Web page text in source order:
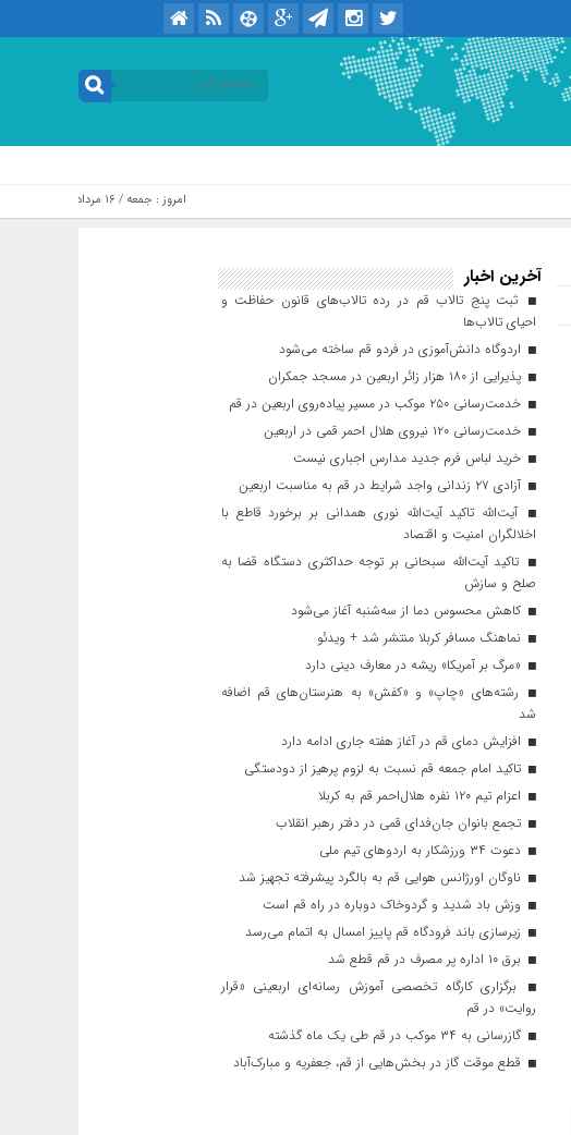
امروز : جمعه / ۱۶ مرداد / ۱۴۰۵ .::. برابر با : Friday, 7 August , 2026
آخرین اخبار
ثبت پنج تالاب قم در رده تالاب‌های قانون حفاظت و
احیای تالاب‌ها
اردوگاه دانش‌آموزی در فردو قم ساخته می‌شود
پذیرایی از ۱۸۰ هزار زائر اربعین در مسجد جمکران
خدمت‌رسانی ۲۵۰ موکب در مسیر پیاده‌روی اربعین در قم
خدمت‌رسانی ۱۲۰ نیروی هلال احمر قمی در اربعین
خرید لباس فرم جدید مدارس اجباری نیست
آزادی ۲۷ زندانی واجد شرایط در قم به مناسبت اربعین
آیت‌الله تاکید آیت‌الله نوری همدانی بر برخورد قاطع با
اخلالگران امنیت و اقتصاد
تاکید آیت‌الله‌ سبحانی بر توجه حداکثری دستگاه قضا به
صلح و سازش
کاهش محسوس دما از سه‌شنبه آغاز می‌شود
نماهنگ مسافر کربلا منتشر شد + ویدئو
«مرگ بر آمریکا» ریشه در معارف دینی دارد
رشته‌های «چاپ» و «کفش» به هنرستان‌های قم اضافه
شد
افزایش دمای قم در آغاز هفته جاری ادامه دارد
تاکید امام جمعه قم نسبت به لزوم پرهیز از دودستگی
اعزام تیم ۱۲۰ نفره هلال‌احمر قم به کربلا
تجمع بانوان جان‌فدای قمی در دفتر رهبر انقلاب
دعوت ۳۴ ورزشکار به اردوهای تیم ملی
ناوگان اورژانس هوایی قم به بالگرد پیشرفته تجهیز شد
وزش باد شدید و گردوخاک دوباره در راه قم است
زیرسازی باند فرودگاه قم پاییز امسال به اتمام می‌رسد
برق ۱۰ اداره پر مصرف در قم قطع شد
برگزاری کارگاه تخصصی آموزش رسانه‌ای اربعینی «قرار
روایت» در قم
گازرسانی به ۳۴ موکب در قم طی یک ماه گذشته
قطع موقت گاز در بخش‌هایی از قم، جعفریه و مبارک‌آباد